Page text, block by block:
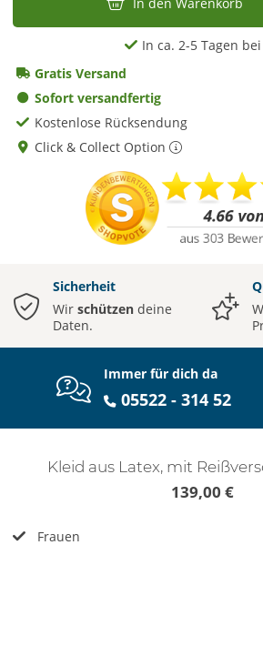
In ca. 2-5 Tagen
Gratis Versand
Sofort versandfertig
Kostenlose Rücksendung
Click & Collect Option
Sicherheit
Wir schützen deine
Daten.
Immer für dich da
05522 - 314 52
Kleid aus Latex, mit
139,00 €
Frauen